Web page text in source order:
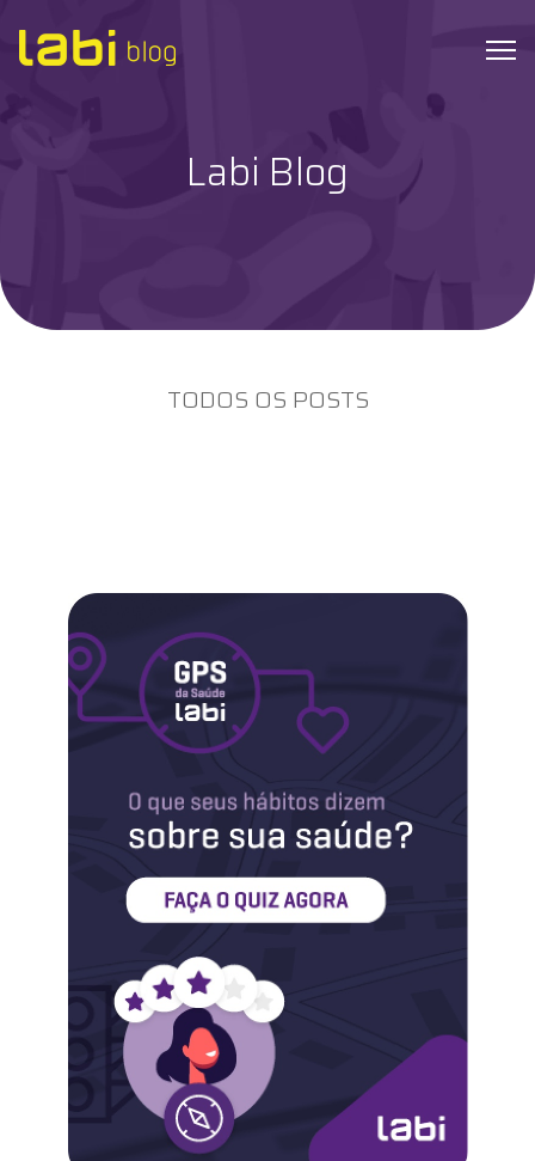
Dicas de Saúde
Maternidade
Novidades do Labi
Saúde da Mulher
Saúde do Homem
Sobre o Labi
Conheça o Labi
Labi Blog
TODOS OS POSTS